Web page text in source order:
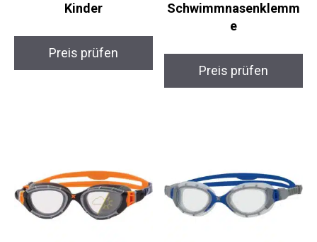
Kinder
Preis prüfen
Schwimmnasenklemm
e
Preis prüfen